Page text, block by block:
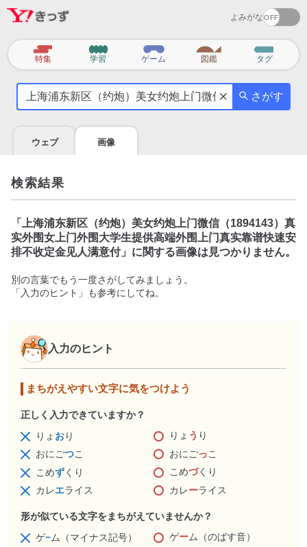
よみがな
カ
テ
特集 学習 ゲーム 図鑑 タグ
気
に
を
調
べ
よ
う
さがす
ウェブ 画像
検索結果
「
上海浦东新区（约炮）美女约炮上门微信（1894143）真
实外围女上门外围大学生提供高端外围上门真实靠谱快速安
排不收定金见人满意付」に関する画像は見つかりません。
別の言葉でもう一度さがしてみましょう。
「入力のヒント」も参考にしてね。
入力のヒント
まちがえやすい文字に気をつけよう
正しく入力できていますか？
りょ おり りょ う り
おにごつこ おにごっこ
こめずくり こめづくり
カレエライス カレーライス
形が似ている文字をまちがえていませんか？
ゲ−ム（マイナス記号） ゲーム（のばす音）